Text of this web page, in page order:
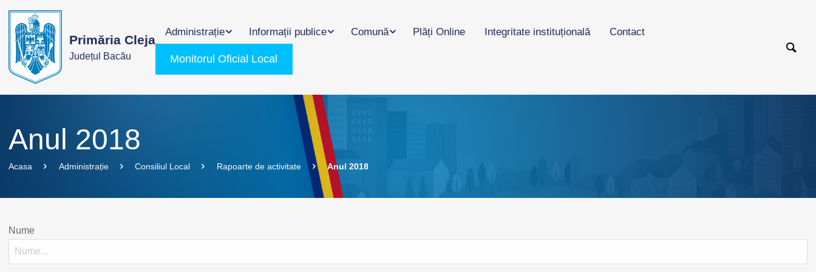
Primăria Cleja
Județul Bacău
Administrație Informații publice Comună Plăți Online Integritate instituțională Contact
Monitorul Oficial Local
Anul 2018
Acasa Administrație Consiliul Local Rapoarte de activitate Anul 2018
Nume